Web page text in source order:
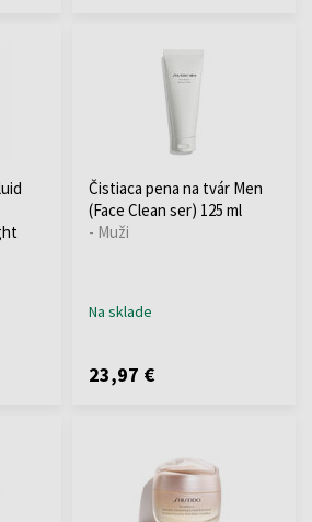
Čistiaca pena na tvár Men
(Face Clean ser) 125 ml
- Muži
Na sklade
23,97 €